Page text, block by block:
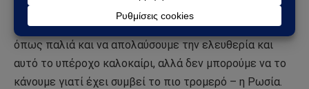
πλήθος στο Glastonbury μέσω μιας σύνδεσης βίντεο:
«Εμείς στην Ουκρανία θα θέλαμε να ζήσουμε τη ζωή
όπως παλιά και να απολαύσουμε την ελευθερία και
αυτό το υπέροχο καλοκαίρι, αλλά δεν μπορούμε να το
κάνουμε γιατί έχει συμβεί το πιο τρομερό – η Ρωσία.